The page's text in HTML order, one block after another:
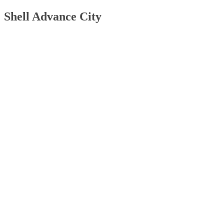
Shell Advance City